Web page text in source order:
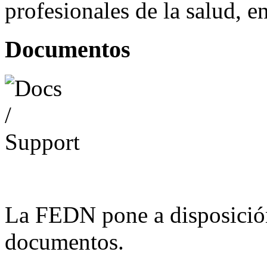
profesionales de la salud,
Documentos
La FEDN pone a
documentos.